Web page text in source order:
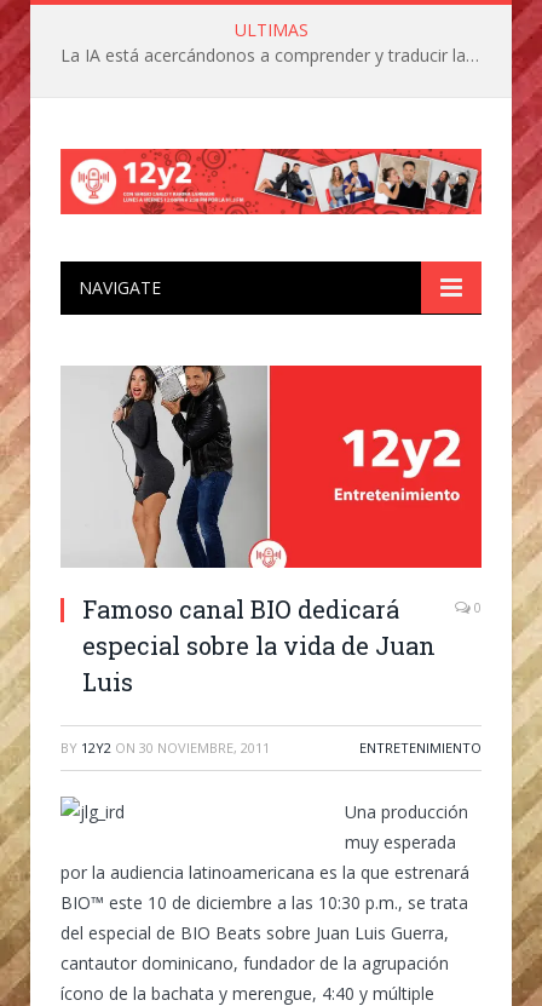
ULTIMAS
La IA está acercándonos a comprender y traducir las vocalizaciones y comportamientos de nuestras mascotas
NAVIGATE
Famoso canal BIO dedicará
especial sobre la vida de Juan
Luis
0
BY 12Y2 ON 30 NOVIEMBRE, 2011 ENTRETENIMIENTO
Una producción
muy esperada
por la audiencia latinoamericana es la que estrenará
BIO™ este 10 de diciembre a las 10:30 p.m., se trata
del especial de BIO Beats sobre Juan Luis Guerra,
cantautor dominicano, fundador de la agrupación
ícono de la bachata y merengue, 4:40 y múltiple